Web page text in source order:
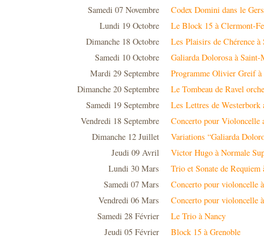
Samedi 07 Novembre
Codex Domini dans le Gers
Lundi 19 Octobre
Le Block 15 à Clermont-
Dimanche 18 Octobre
Les Plaisirs de Chérence à
Samedi 10 Octobre
Galiarda Dolorosa à
Mardi 29 Septembre
Programme Olivier Greif
Dimanche 20 Septembre
Le Tombeau de Ravel
Samedi 19 Septembre
Les Lettres de Westerbork
Vendredi 18 Septembre
Concerto pour Violoncelle
Dimanche 12 Juillet
Variations “Galiarda
Jeudi 09 Avril
Victor Hugo à Normale
Lundi 30 Mars
Trio et Sonate de Requiem
Samedi 07 Mars
Concerto pour violoncelle
Vendredi 06 Mars
Concerto pour violoncelle
Samedi 28 Février
Le Trio à Nancy
Jeudi 05 Février
Block 15 à Grenoble